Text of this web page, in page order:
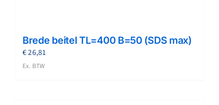
Brede beitel TL=400 B=50 (SDS max)
€26,81
Ex. BTW